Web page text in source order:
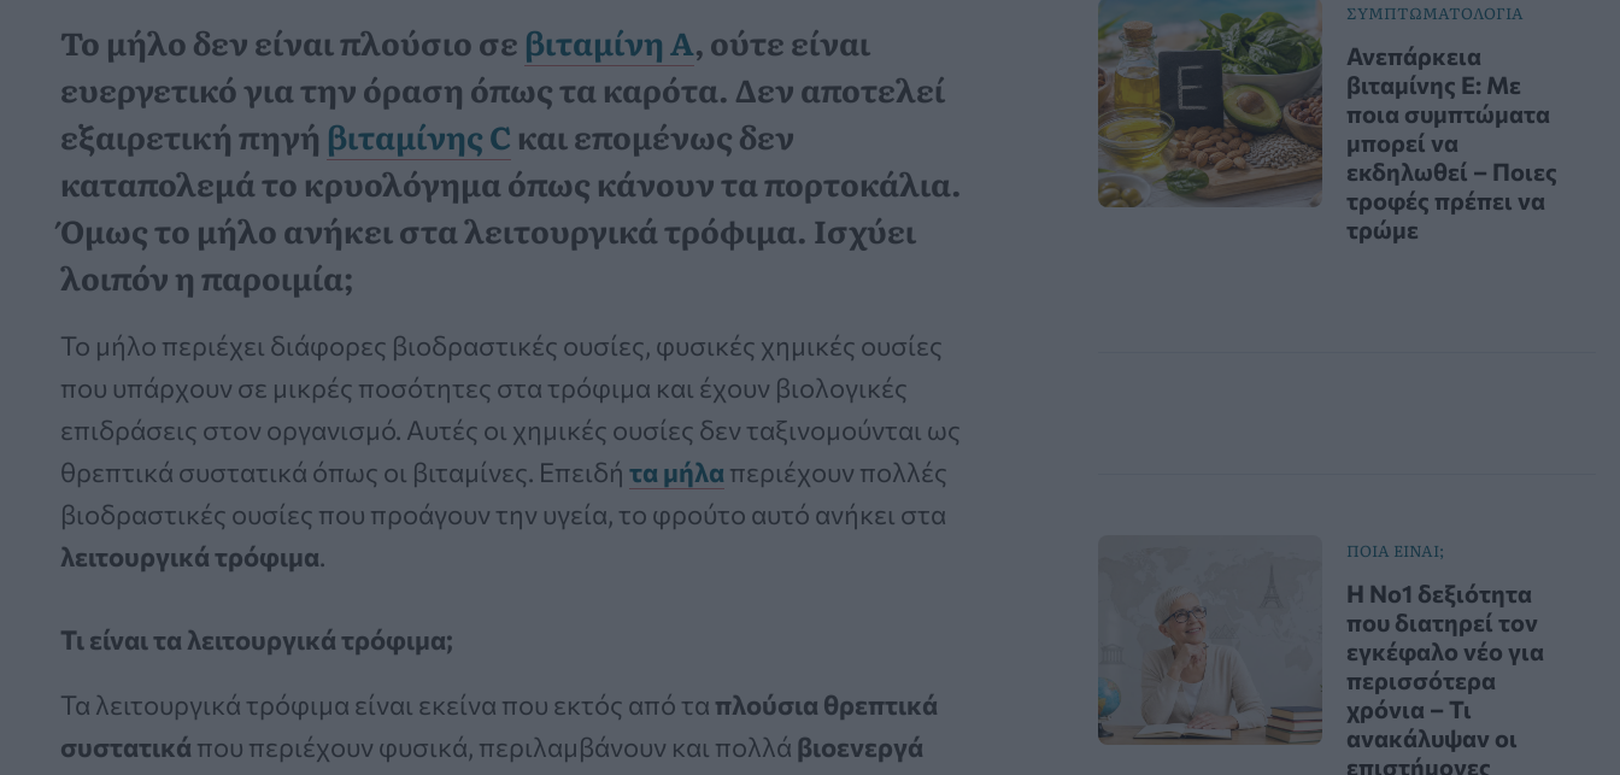
Το μήλο δεν είναι πλούσιο σε βιταμίνη Α, ούτε είναι
ευεργετικό για την όραση όπως τα καρότα. Δεν αποτελεί
εξαιρετική πηγή βιταμίνης C και επομένως δεν
καταπολεμά το κρυολόγημα όπως κάνουν τα πορτοκάλια.
Όμως το μήλο ανήκει στα λειτουργικά τρόφιμα. Ισχύει
λοιπόν η παροιμία;
Το μήλο περιέχει διάφορες βιοδραστικές ουσίες, φυσικές χημικές ουσίες
που υπάρχουν σε μικρές ποσότητες στα τρόφιμα και έχουν βιολογικές
επιδράσεις στον οργανισμό. Αυτές οι χημικές ουσίες δεν ταξινομούνται ως
θρεπτικά συστατικά όπως οι βιταμίνες. Επειδή τα μήλα περιέχουν πολλές
βιοδραστικές ουσίες που προάγουν την υγεία, το φρούτο αυτό ανήκει στα
λειτουργικά τρόφιμα.
Τι είναι τα λειτουργικά τρόφιμα;
Τα λειτουργικά τρόφιμα είναι εκείνα που εκτός από τα πλούσια θρεπτικά
συστατικά που περιέχουν φυσικά, περιλαμβάνουν και πολλά βιοενεργά
ΣΥΜΠΤΩΜΑΤΟΛΟΓΙΑ
Ανεπάρκεια
βιταμίνης Ε: Με
ποια συμπτώματα
μπορεί να
εκδηλωθεί – Ποιες
τροφές πρέπει να
τρώμε
ΠΟΙΑ ΕΙΝΑΙ;
Η Νο1 δεξιότητα
που διατηρεί τον
εγκέφαλο νέο για
περισσότερα
χρόνια – Τι
ανακάλυψαν οι
επιστήμονες